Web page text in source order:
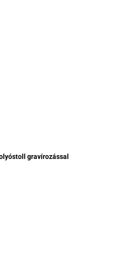
gravírozással